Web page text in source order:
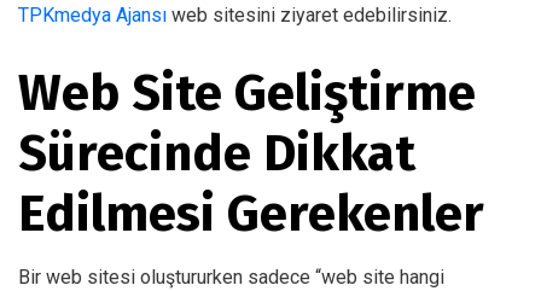
TPKmedya Ajansı web sitesini ziyaret edebilirsiniz.
Web Site Geliştirme
Sürecinde Dikkat
Edilmesi Gerekenler
Bir web sitesi oluştururken sadece “web site hangi